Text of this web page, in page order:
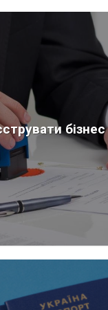
бізнес